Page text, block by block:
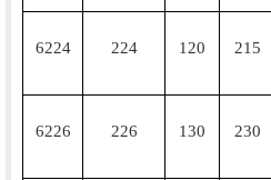
6224 224 120 215
6226 226 130 230